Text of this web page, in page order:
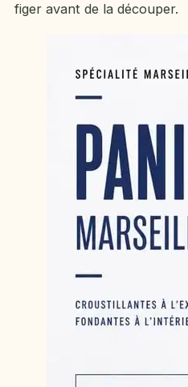
figer avant de la découper.